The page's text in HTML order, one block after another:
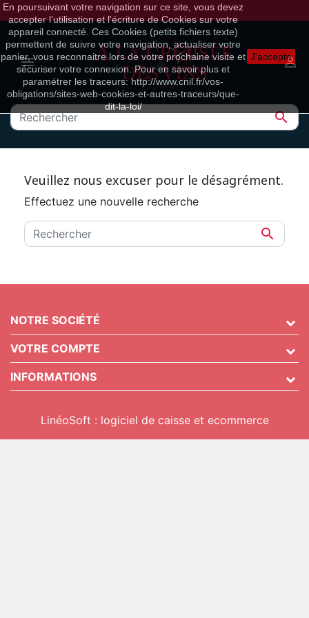



Veuillez nous excuser pour le désagrément.
Effectuez une nouvelle recherche

NOTRE SOCIÉTÉ
VOTRE COMPTE
INFORMATIONS
En poursuivant votre navigation sur ce site, vous devez
accepter l’utilisation et l'écriture de Cookies sur votre
appareil connecté. Ces Cookies (petits fichiers texte)
permettent de suivre votre navigation, actualiser votre
panier, vous reconnaitre lors de votre prochaine visite et
sécuriser votre connexion. Pour en savoir plus et
paramétrer les traceurs: http://www.cnil.fr/vos-
obligations/sites-web-cookies-et-autres-traceurs/que-
dit-la-loi/
J'accepte
LinéoSoft : logiciel de caisse et ecommerce